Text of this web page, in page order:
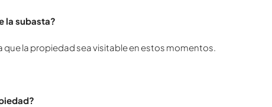
la subasta?
la propiedad sea visitable en estos momentos.